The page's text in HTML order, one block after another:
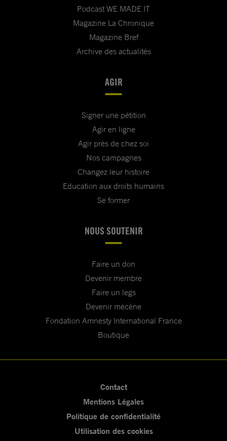
Podcast WE MADE IT
Magazine La Chronique
Magazine Bref
Archive des actualités
AGIR
Signer une pétition
Agir en ligne
Agir près de chez soi
Nos campagnes
Changez leur histoire
Education aux droits humains
Se former
NOUS SOUTENIR
Faire un don
Devenir membre
Faire un legs
Devenir mécène
Fondation Amnesty International France
Boutique
Contact
Mentions Légales
Politique de confidentialité
Utilisation des cookies